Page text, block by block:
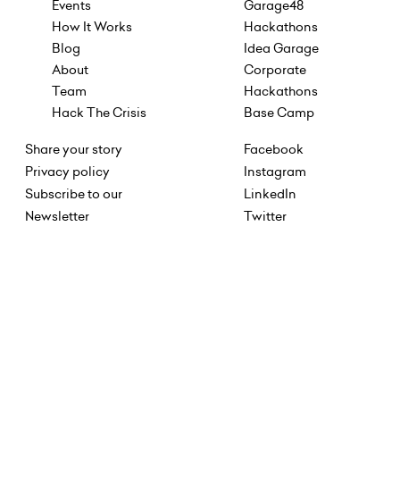
Events
How It Works
Blog
About
Team
Hack The Crisis
Garage48
Hackathons
Idea Garage
Corporate
Hackathons
Base Camp
Share your story
Privacy policy
Subscribe to our
Newsletter
Facebook
Instagram
LinkedIn
Twitter